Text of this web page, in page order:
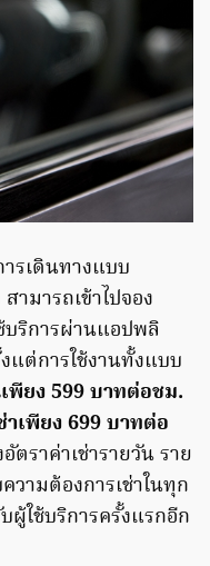
รเดินทางแบบ
ามารถเข้าไปจอง
บริการผ่านแอปพลิ
แต่การใช้งานทั้งแบบ
พียง 599 บาทต่อชม.
าเพียง 699 บาทต่อ
ตราค่าเช่ารายวัน ราย
ามต้องการเช่าในทุก
ใช้บริการครั้งแรกอีก